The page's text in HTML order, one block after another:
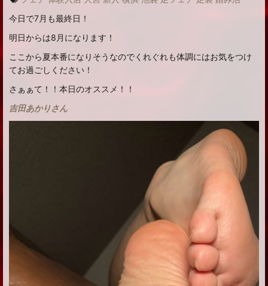
今日で7月も最終日！
明日からは8月になります！
ここから夏本番になりそうなのでくれぐれも体調にはお気をつけ
てお過ごしください！
さぁぁて！！本日のオススメ！！
吉田あかりさん